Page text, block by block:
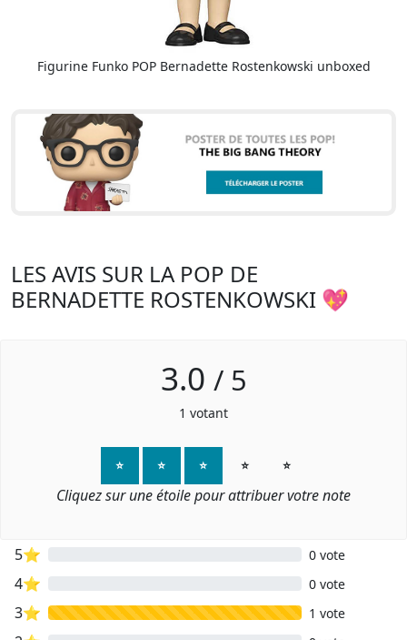
Figurine Funko POP Bernadette Rostenkowski unboxed
LES AVIS SUR LA POP DE
BERNADETTE ROSTENKOWSKI 💖
3.0 / 5
1 votant
⭐ ⭐ ⭐ ⭐ ⭐
Cliquez sur une étoile pour attribuer votre note
5⭐ 0 vote
4⭐ 0 vote
3⭐ 1 vote